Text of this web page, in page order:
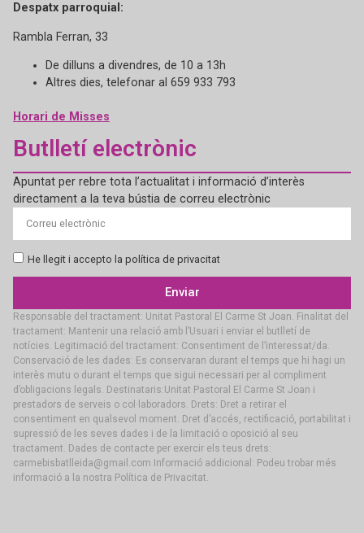
Despatx parroquial:
Rambla Ferran, 33
De dilluns a divendres, de 10 a 13h
Altres dies, telefonar al 659 933 793
Horari de Misses
Butlletí electrònic
Apuntat per rebre tota l’actualitat i informació d’interès
directament a la teva bústia de correu electrònic
He llegit i accepto la política de privacitat
Enviar
Responsable del tractament: Unitat Pastoral El Carme St Joan. Finalitat del
tractament: Mantenir una relació amb l’Usuari i enviar el butlletí de
notícies. Legitimació del tractament: Consentiment de l’interessat/da.
Conservació de les dades: Es conservaran durant el temps que hi hagi un
interès mutu o durant el temps que sigui necessari per al compliment
d’obligacions legals. Destinataris:Unitat Pastoral El Carme St Joan i
prestadors de serveis o col·laboradors. Drets: Dret a retirar el
consentiment en qualsevol moment. Dret d’accés, rectificació, portabilitat i
supressió de les seves dades i de la limitació o oposició al seu
tractament. Dades de contacte per exercir els teus drets:
carmebisbatlleida@gmail.com Informació addicional: Podeu trobar més
informació a la nostra Política de Privacitat.